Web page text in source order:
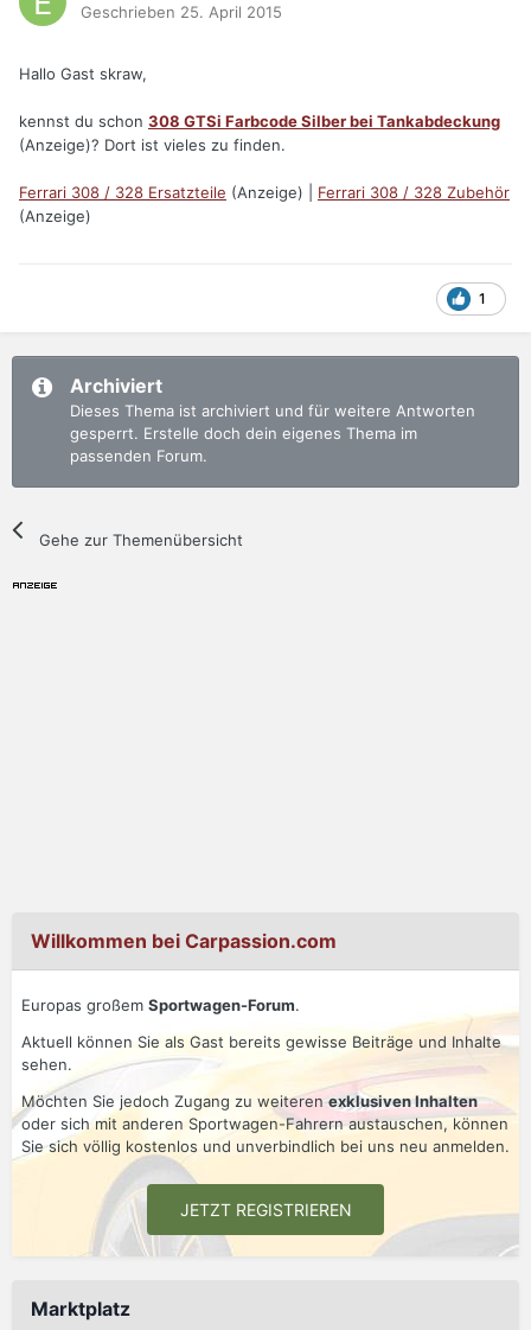
Geschrieben 25. April 2015
Hallo Gast skraw,
kennst du schon 308 GTSi Farbcode Silber bei Tankabdeckung
(Anzeige)? Dort ist vieles zu finden.
Ferrari 308 / 328 Ersatzteile (Anzeige) | Ferrari 308 / 328 Zubehör
(Anzeige)
1
Archiviert
Dieses Thema ist archiviert und für weitere Antworten
gesperrt. Erstelle doch dein eigenes Thema im
passenden Forum.
Gehe zur Themenübersicht
Willkommen bei Carpassion.com
Europas großem Sportwagen-Forum.
Aktuell können Sie als Gast bereits gewisse Beiträge und Inhalte
sehen.
Möchten Sie jedoch Zugang zu weiterenexklusiven Inhalten
oder sich mit anderen Sportwagen-Fahrern austauschen, können
Sie sich völlig kostenlos und unverbindlich bei uns neu anmelden.
JETZT REGISTRIEREN
Marktplatz